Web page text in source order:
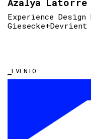
Experience Design
Giesecke+Devrient
EVENTO